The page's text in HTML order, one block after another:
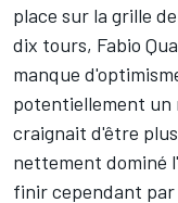
place sur la grille
dix tours, Fabio
manque
potentiellement un
craignait d'être
nettement dominé
finir cependant par